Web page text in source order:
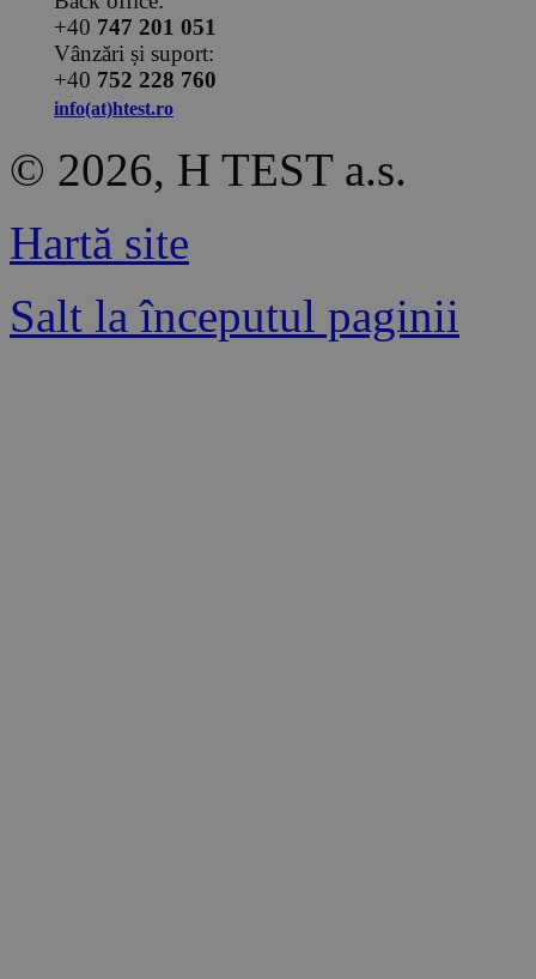
+40 747 201 051
Vânzări și suport:
+40 752 228 760
info(at)htest.ro
© 2026, H TEST a.s.
Hartă site
Salt la începutul paginii